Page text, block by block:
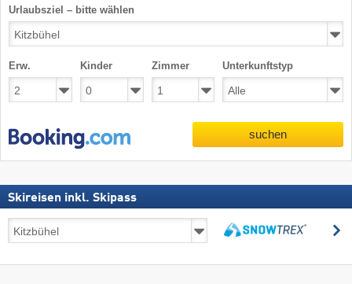
Urlaubsziel – bitte wählen
Erw. Kinder Zimmer Unterkunftstyp
suchen
Skireisen inkl. Skipass
inkl.